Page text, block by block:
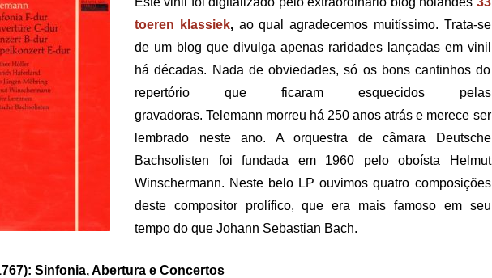
toeren klassiek,ao qual agradecemos muitíssimo. Trata-se
de um blog que divulga apenas raridades lançadas em vinil
há décadas. Nada de obviedades, só os bons cantinhos do
repertório que ficaram esquecidos pelas
gravadoras.Telemann morreu há 250 anos atrás e merece ser
lembrado neste ano. A orquestra de câmara Deutsche
Bachsolisten foi fundada em 1960 pelo oboísta Helmut
Winschermann. Neste belo LP ouvimos quatro composições
deste compositor prolífico, que era mais famoso em seu
tempo do que Johann Sebastian Bach.
Sinfonia, Abertura e Concertos